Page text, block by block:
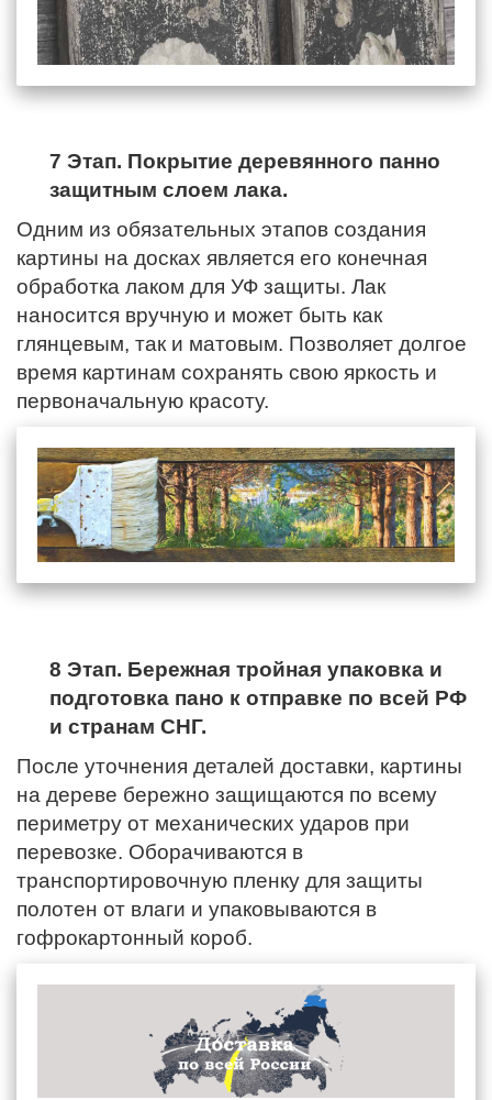
7 Этап. Покрытие деревянного панно
защитным слоем лака.
Одним из обязательных этапов создания
картины на досках является его конечная
обработка лаком для УФ защиты. Лак
наносится вручную и может быть как
глянцевым, так и матовым. Позволяет долгое
время картинам сохранять свою яркость и
первоначальную красоту.
8 Этап. Бережная тройная упаковка и
подготовка пано к отправке по всей РФ
и странам СНГ.
После уточнения деталей доставки, картины
на дереве бережно защищаются по всему
периметру от механических ударов при
перевозке. Оборачиваются в
транспортировочную пленку для защиты
полотен от влаги и упаковываются в
гофрокартонный короб.